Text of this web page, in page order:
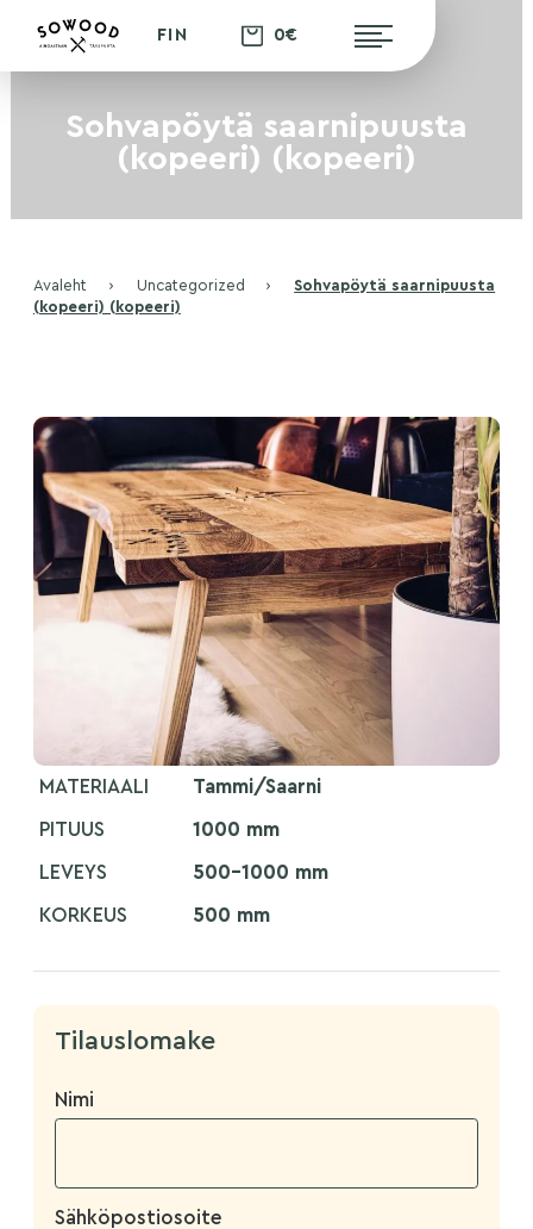
FIN 0€
Sohvapöytä saarnipuusta
(kopeeri) (kopeeri)
Avaleht › Uncategorized ›
Sohvapöytä saarnipuusta
(kopeeri) (kopeeri)
MATERIAALI Tammi/Saarni
PITUUS 1000 mm
LEVEYS 500-1000 mm
KORKEUS 500 mm
Tilauslomake
Nimi
Sähköpostiosoite